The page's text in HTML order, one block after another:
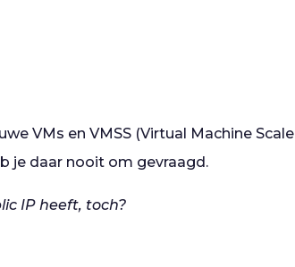
VMs en VMSS (Virtual Machine Scale
je daar nooit om gevraagd.
IP heeft, toch?